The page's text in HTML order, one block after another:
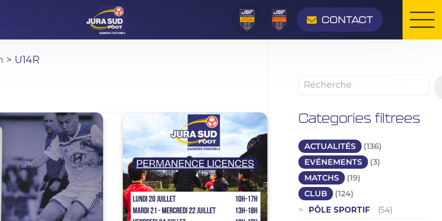
CONTACT
U14R
Categories filtrees
ACTUALITÉS
(136)
EVÉNEMENTS
(3)
MATCHS
(19)
CLUB
(124)
PÔLE SPORTIF
(54)